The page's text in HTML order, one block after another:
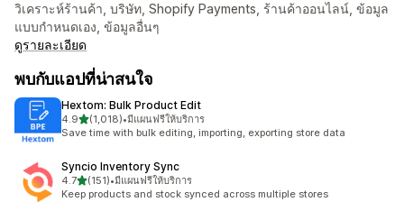
วิเคราะห์ร้านค้า, บริษัท, Shopify Payments, ร้านค้าออนไลน์, ข้อมูล
แบบกำหนดเอง, ข้อมูลอื่นๆ
ดูรายละเอียด
พบกับแอปที่น่าสนใจ
Hextom: Bulk Product Edit
4.9เต็ม 5 ดาว
(1,018)
ทั้งหมด 1018 รีวิว
•มีแผนฟรีให้บริการ
Save time with bulk editing, importing, exporting store data
Syncio Inventory Sync
4.7เต็ม 5 ดาว
(151)
ทั้งหมด 151 รีวิว
•มีแผนฟรีให้บริการ
Keep products and stock synced across multiple stores